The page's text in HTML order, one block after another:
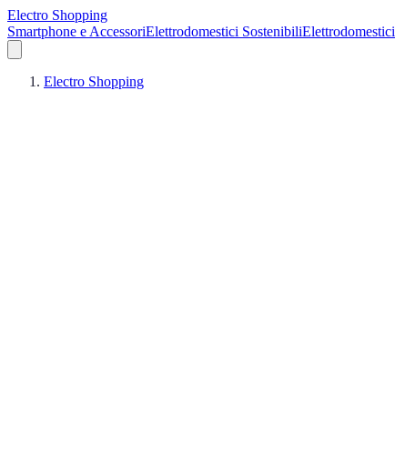
Electro Shopping
Smartphone e AccessoriElettrodomestici SostenibiliElettrodomestici
Electro Shopping